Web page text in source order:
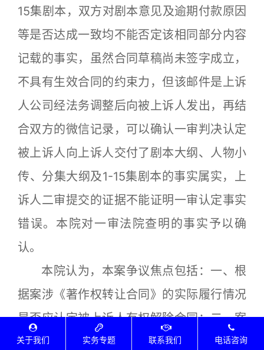
15集剧本，双方对剧本意见及逾期付款原因
等是否达成一致均不能否定该相同部分内容
记载的事实，虽然合同草稿尚未签字成立，
不具有生效合同的约束力，但该邮件是上诉
人公司经法务调整后向被上诉人发出，再结
合双方的微信记录，可以确认一审判决认定
被上诉人向上诉人交付了剧本大纲、人物小
传、分集大纲及1-15集剧本的事实属实，上
诉人二审提交的证据不能证明一审认定事实
错误。本院对一审法院查明的事实予以确
认。
本院认为，本案争议焦点包括：一、根
据案涉《著作权转让合同》的实际履行情况
是否应认定被上诉人有权解除合同；二、案
涉《著作权转让合同》是否应确认于2016年
关于我们 实务专题 联系我们 电话咨询